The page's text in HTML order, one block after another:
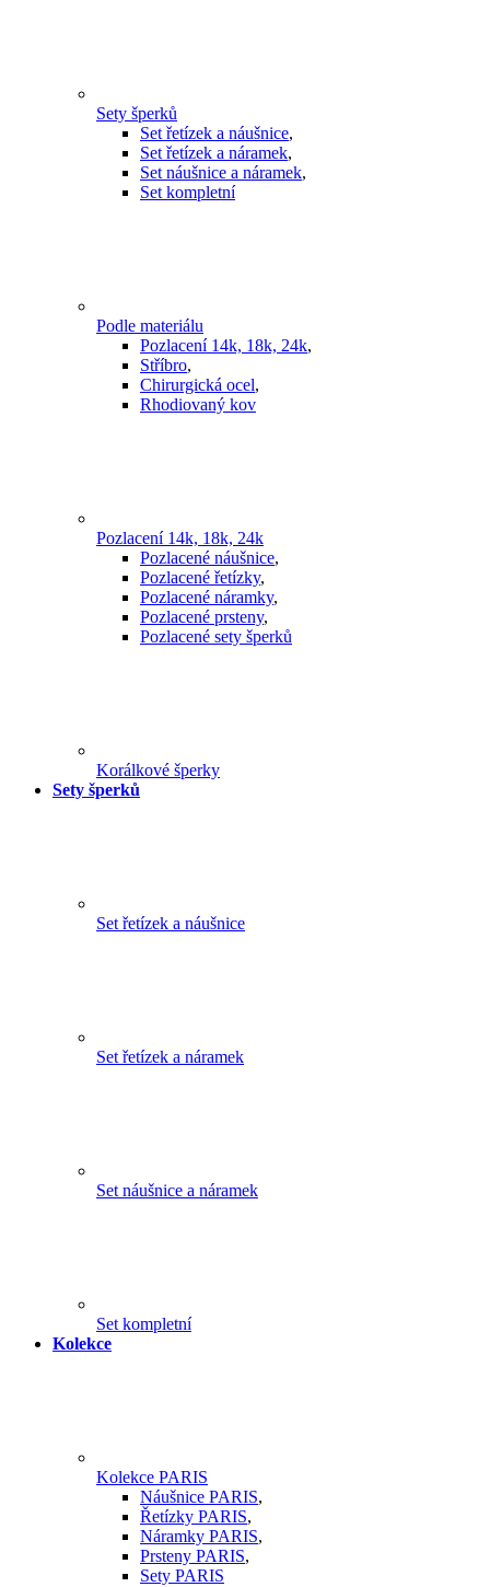
Sety šperků
Set řetízek a náušnice,
Set řetízek a náramek,
Set náušnice a náramek,
Set kompletní
Podle materiálu
Pozlacení 14k, 18k, 24k,
Stříbro,
Chirurgická ocel,
Rhodiovaný kov
Pozlacení 14k, 18k, 24k
Pozlacené náušnice,
Pozlacené řetízky,
Pozlacené náramky,
Pozlacené prsteny,
Pozlacené sety šperků
Korálkové šperky
Sety šperků
Set řetízek a náušnice
Set řetízek a náramek
Set náušnice a náramek
Set kompletní
Kolekce
Kolekce PARIS
Náušnice PARIS,
Řetízky PARIS,
Náramky PARIS,
Prsteny PARIS,
Sety PARIS